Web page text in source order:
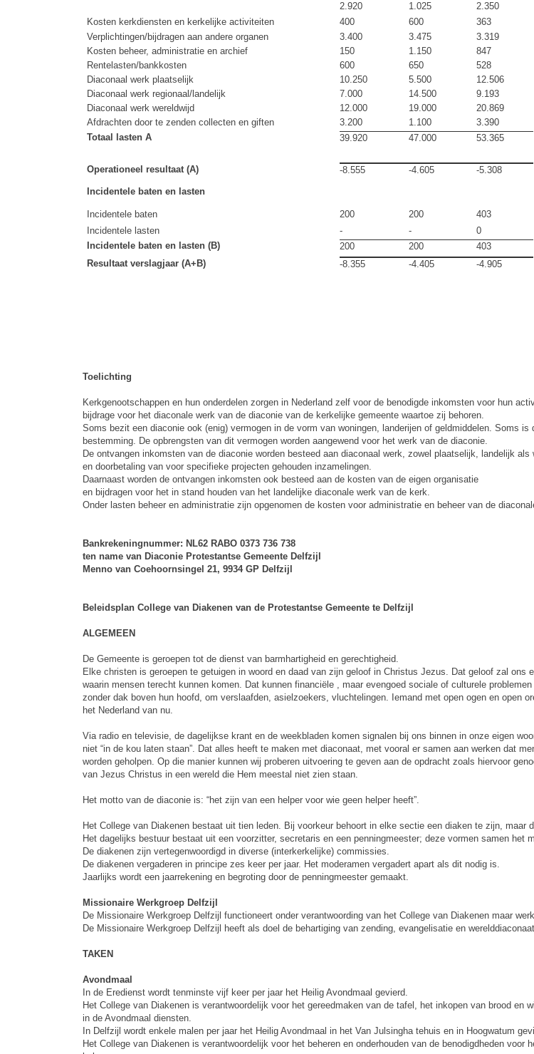
2.920
1.025
2.350
Kosten kerkdiensten en kerkelijke activiteiten
400 600
363
Verplichtingen/bijdragen aan andere organen
3.400 3.475
3.319
Kosten beheer, administratie en archief
150 1.150
847
Rentelasten/bankkosten
600 650
528
Diaconaal werk plaatselijk
10.250 5.500
12.506
Diaconaal werk regionaal/landelijk
7.000 14.500
9.193
Diaconaal werk wereldwijd
12.000 19.000
20.869
Afdrachten door te zenden collecten en giften
3.200 1.100
3.390
Totaal lasten A
39.920 47.000 53.365
Operationeel resultaat (A) -8.555 -4.605
-5.308
Incidentele baten en lasten
Incidentele baten 200 200
403
Incidentele lasten
- -
0
Incidentele baten en lasten (B)
200 200
403
Resultaat verslagjaar (A+B)
-8.355 -4.405 -4.905
Toelichting
Kerkgenootschappen en hun onderdelen zorgen in Nederland zelf voor de benodigde inkomsten voor hun
bijdrage voor het diaconale werk van de diaconie van de kerkelijke gemeente waartoe zij behoren.
Soms bezit een diaconie ook (enig) vermogen in de vorm van woningen, landerijen of geldmiddelen. Soms
bestemming. De opbrengsten van dit vermogen worden aangewend voor het werk van de diaconie.
De ontvangen inkomsten van de diaconie worden besteed aan diaconaal werk, zowel plaatselijk, landelijk
en doorbetaling van voor specifieke projecten gehouden inzamelingen.
Daarnaast worden de ontvangen inkomsten ook besteed aan de kosten van de eigen organisatie
en bijdragen voor het in stand houden van het landelijke diaconale werk van de kerk.
Onder lasten beheer en administratie zijn opgenomen de kosten voor administratie en beheer van de
Bankrekeningnummer: NL62 RABO 0373 736 738
ten name van Diaconie Protestantse Gemeente Delfzijl
Menno van Coehoornsingel 21, 9934 GP Delfzijl
Beleidsplan College van Diakenen van de Protestantse Gemeente te Delfzijl
ALGEMEEN
De Gemeente is geroepen tot de dienst van barmhartigheid en gerechtigheid.
Elke christen is geroepen te getuigen in woord en daad van zijn geloof in Christus Jezus. Dat geloof zal ons
waarin mensen terecht kunnen komen. Dat kunnen financiële , maar evengoed sociale of culturele
zonder dak boven hun hoofd, om verslaafden, asielzoekers, vluchtelingen. Iemand met open ogen en open
het Nederland van nu.
Via radio en televisie, de dagelijkse krant en de weekbladen komen signalen bij ons binnen in onze eigen
niet “in de kou laten staan”. Dat alles heeft te maken met diaconaat, met vooral er samen aan werken dat
worden geholpen. Op die manier kunnen wij proberen uitvoering te geven aan de opdracht zoals hiervoor
van Jezus Christus in een wereld die Hem meestal niet zien staan.
Het motto van de diaconie is: “het zijn van een helper voor wie geen helper heeft”.
Het College van Diakenen bestaat uit tien leden. Bij voorkeur behoort in elke sectie een diaken te zijn, maar
Het dagelijks bestuur bestaat uit een voorzitter, secretaris en een penningmeester; deze vormen samen het
De diakenen zijn vertegenwoordigd in diverse (interkerkelijke) commissies.
De diakenen vergaderen in principe zes keer per jaar. Het moderamen vergadert apart als dit nodig is.
Jaarlijks wordt een jaarrekening en begroting door de penningmeester gemaakt.
Missionaire Werkgroep Delfzijl
De Missionaire Werkgroep Delfzijl functioneert onder verantwoording van het College van Diakenen maar
De Missionaire Werkgroep Delfzijl heeft als doel de behartiging van zending, evangelisatie en
TAKEN
Avondmaal
In de Eredienst wordt tenminste vijf keer per jaar het Heilig Avondmaal gevierd.
Het College van Diakenen is verantwoordelijk voor het gereedmaken van de tafel, het inkopen van brood en
in de Avondmaal diensten.
In Delfzijl wordt enkele malen per jaar het Heilig Avondmaal in het Van Julsingha tehuis en in Hoogwatum
Het College van Diakenen is verantwoordelijk voor het beheren en onderhouden van de benodigdheden